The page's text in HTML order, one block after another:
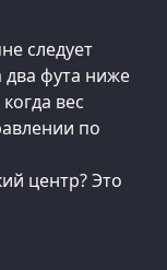
следует
два фута ниже
вес
по
центр? Это